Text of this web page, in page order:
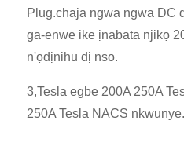
Plug.chaja ngwa ngwa DC
ga-enwe ike ịnabata njikọ
n'ọdịnihu dị nso.
3,Tesla egbe 200A 250A
250A Tesla NACS nkwụnye.